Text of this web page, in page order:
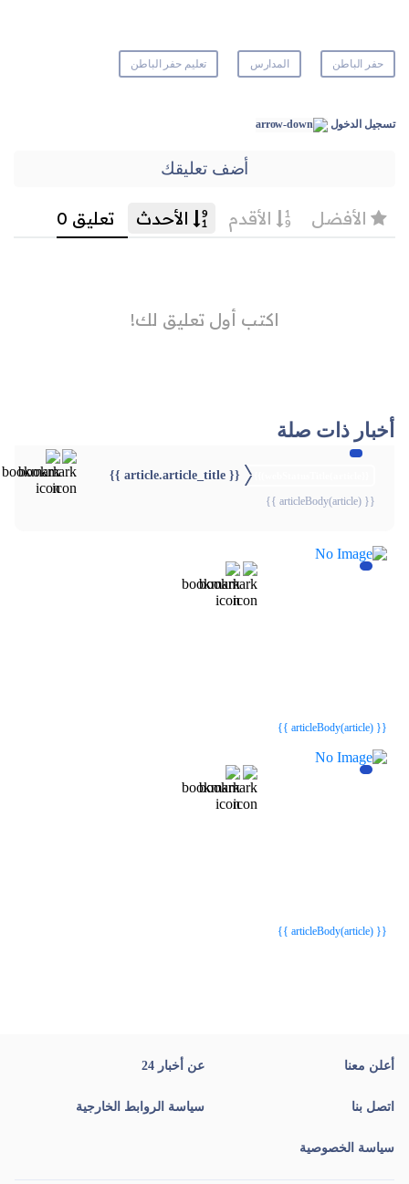
حفر الباطن المدارس تعليم حفر الباطن
تسجيل الدخول
أضف تعليقك
أخبار ذات صلة
{{ article.article_title }}
{{ articleBody(article) }}
{{ articleBody(article) }}
{{ articleBody(article) }}
أعلن معنا عن أخبار 24
اتصل بنا سياسة الروابط الخارجية
سياسة الخصوصية